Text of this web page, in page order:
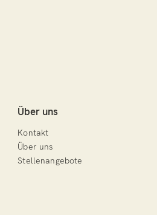
Über uns
Kontakt
Über uns
Stellenangebote